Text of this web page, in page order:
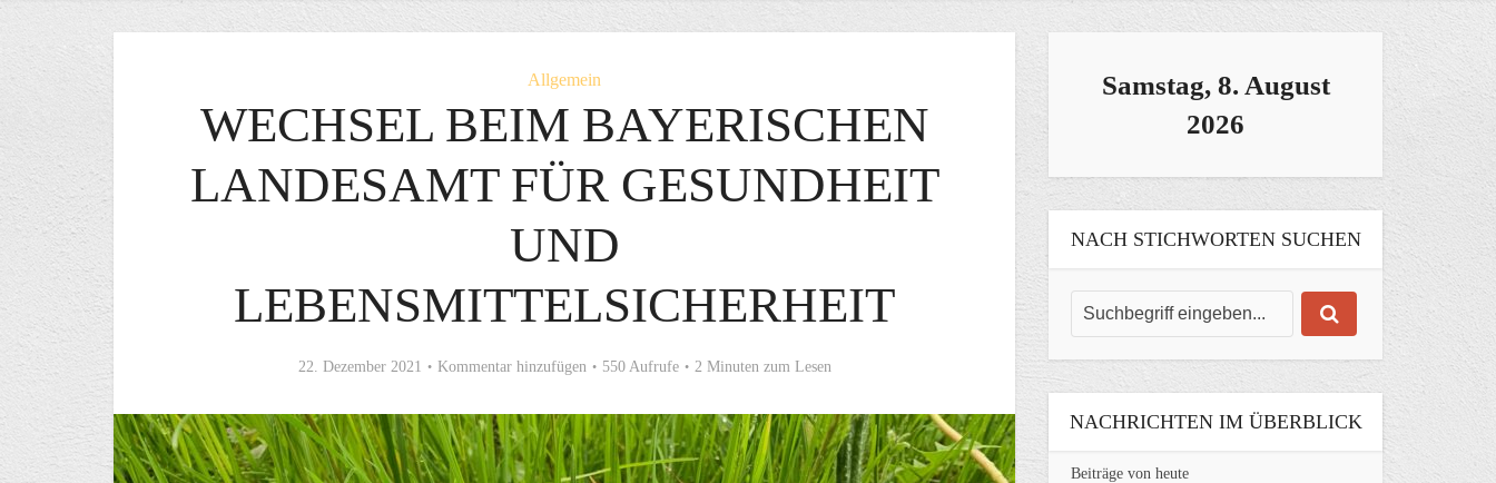
Allgemein
WECHSEL BEIM BAYERISCHEN
LANDESAMT FÜR GESUNDHEIT
UND
LEBENSMITTELSICHERHEIT
22. Dezember 2021 Kommentar hinzufügen 550 Aufrufe 2 Minuten zum Lesen
Samstag, 8. August
2026
NACH STICHWORTEN SUCHEN
NACHRICHTEN IM ÜBERBLICK
Beiträge von heute